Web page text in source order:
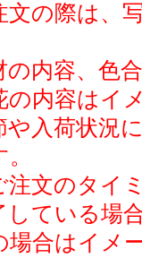
文の際は、
の内容、色
の内容はイ
や入荷状況
文のタイ
している場
場合はイメ